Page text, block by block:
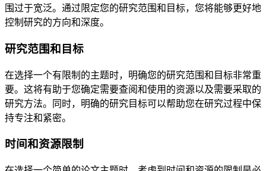
围过于宽泛。通过限定您的研究范围和目标，您将能够更好地
控制研究的方向和深度。
研究范围和目标
在选择一个有限制的主题时，明确您的研究范围和目标非常重
要。这将有助于您确定需要查阅和使用的资源以及需要采取的
研究方法。同时，明确的研究目标可以帮助您在研究过程中保
持专注和紧密。
时间和资源限制